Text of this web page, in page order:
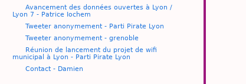
Avancement des données ouvertes à Lyon /
Lyon 7 - Patrice Iochem
Tweeter anonymement - Parti Pirate Lyon
Tweeter anonymement - grenoble
Réunion de lancement du projet de wifi
municipal à Lyon - Parti Pirate Lyon
Contact - Damien